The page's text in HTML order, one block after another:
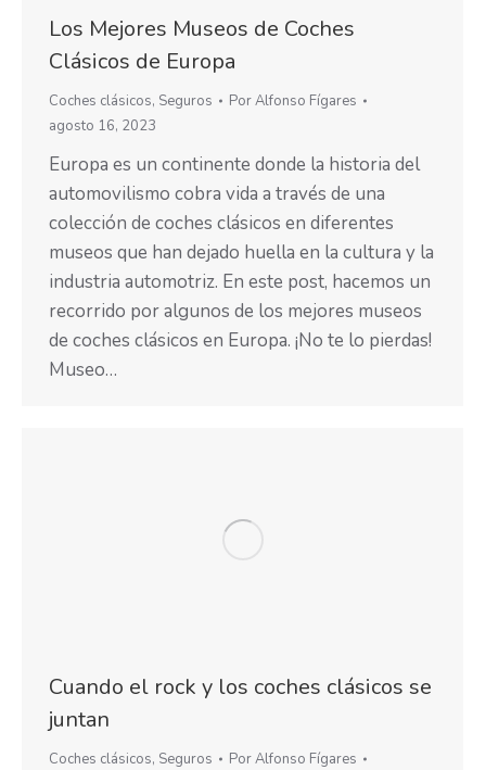
Los Mejores Museos de Coches
Clásicos de Europa
Coches clásicos, Seguros PorAlfonso Fígares
agosto 16, 2023
Europa es un continente donde la historia del
automovilismo cobra vida a través de una
colección de coches clásicos en diferentes
museos que han dejado huella en la cultura y la
industria automotriz. En este post, hacemos un
recorrido por algunos de los mejores museos
de coches clásicos en Europa. ¡No te lo pierdas!
Museo…
Cuando el rock y los coches clásicos se
juntan
Coches clásicos, Seguros PorAlfonso Fígares